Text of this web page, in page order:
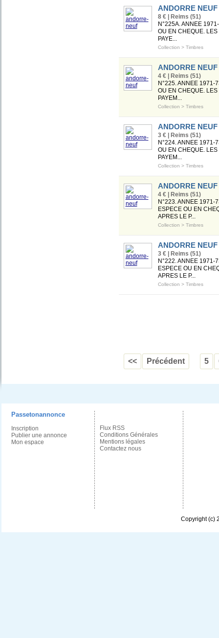
ANDORRE NEUF
8 € | Reims (51)
N°225A. ANNEE
OU EN CHEQUE.
PAYE...
Collection > Timbres
ANDORRE NEUF
4 € | Reims (51)
N°225. ANNEE 1971-
OU EN CHEQUE.
PAYEM...
Collection > Timbres
ANDORRE NEUF
3 € | Reims (51)
N°224. ANNEE 1971-
OU EN CHEQUE.
PAYEM...
Collection > Timbres
ANDORRE NEUF
4 € | Reims (51)
N°223. ANNEE 1971-
ESPECE OU EN
APRES LE P...
Collection > Timbres
ANDORRE NEUF
3 € | Reims (51)
N°222. ANNEE 1971-
ESPECE OU EN
APRES LE P...
Collection > Timbres
<< Précédent 5
Passetonannonce
Inscription
Publier une annonce
Mon espace
Flux RSS
Conditions Générales
Mentions légales
Contactez nous
Copyright (c)